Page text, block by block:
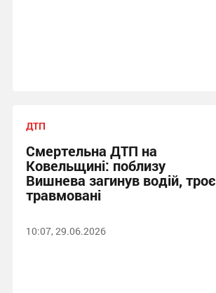
ДТП
Смертельна ДТП на
Ковельщині: поблизу
Вишнева загинув водій, троє
травмовані
10:07, 29.06.2026